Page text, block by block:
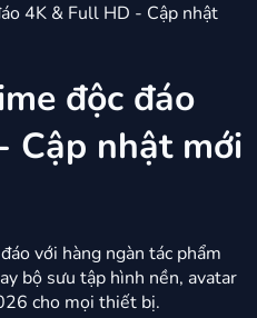
4K & Full HD - Cập nhật
độc đáo
Cập nhật mới
với hàng ngàn tác phẩm
bộ sưu tập hình nền, avatar
cho mọi thiết bị.